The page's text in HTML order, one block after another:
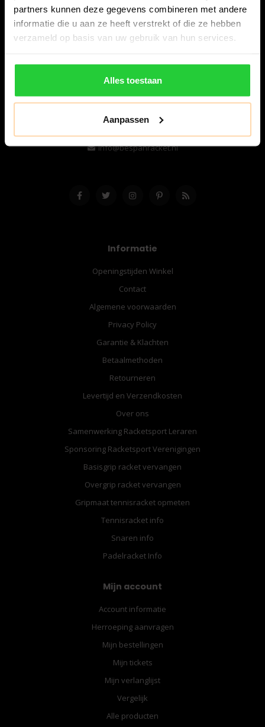
partners kunnen deze gegevens combineren met andere
informatie die u aan ze heeft verstrekt of die ze hebben
verzameld op basis van uw gebruik van hun services.
Alles toestaan
Aanpassen
Bespanracket.nl is dé racketspecialist van Lelystad en
omstreken.
Snijdersstraat 6
8224 AA Lelystad
Nederland
06-57276080
info@bespanracket.nl
Informatie
Openingstijden Winkel
Contact
Algemene voorwaarden
Privacy Policy
Garantie & Klachten
Betaalmethoden
Retourneren
Levertijd en Verzendkosten
Over ons
Samenwerking Racketsport Leraren
Sponsoring Racketsport Verenigingen
Basisgrip racket vervangen
Overgrip racket vervangen
Gripmaat tennisracket opmeten
Tennisracket info
Snaren info
Padelracket Info
Mijn account
Account informatie
Herroeping aanvragen
Mijn bestellingen
Mijn tickets
Mijn verlanglijst
Vergelijk
Alle producten